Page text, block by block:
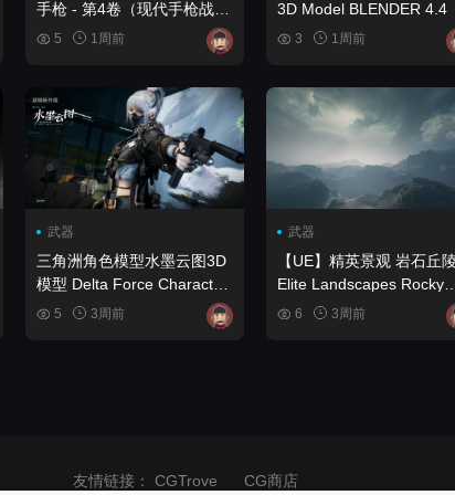
手枪 - 第4卷（现代手枪战术
手枪） (5) FPS 4K Custom
Modern Handguns - VOL.4
Tactical Pistols )
5 1周前
3D Model BLENDER 4.4
3 1周前
武器
三角洲角色模型水墨云图3D
模型 Delta Force Character
Model Ink Cloud Map 3D
5 3周前
武器
【UE】精英景观 岩石丘
Elite Landscapes Rocky
Hills
6 3周前
友情链接： CGTrove CG商店